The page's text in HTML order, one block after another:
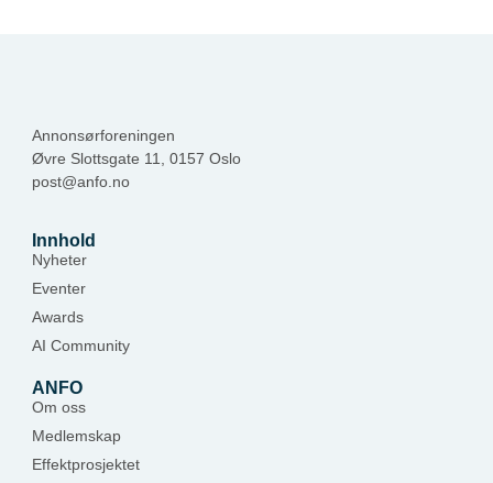
Annonsørforeningen
Øvre Slottsgate 11, 0157 Oslo
post@anfo.no
Innhold
Nyheter
Eventer
Awards
AI Community
ANFO
Om oss
Medlemskap
Effektprosjektet